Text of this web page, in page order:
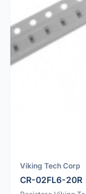
Viking Tech Corp
CR-02FL6-20R